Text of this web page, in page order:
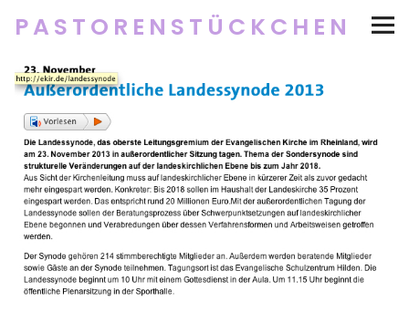
PASTORENSTÜCKCHEN
Startseite
Über
Social Media
Newsletter
Impressum/Datenschutz